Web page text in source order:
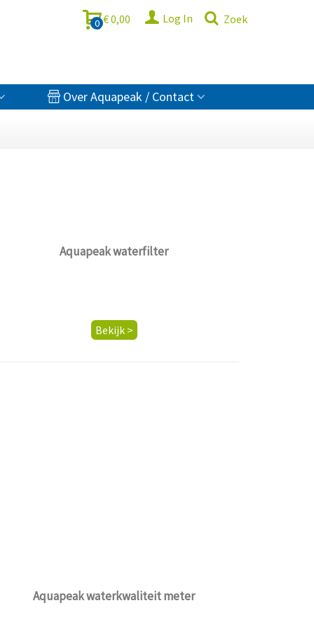
0 € 0,00 Log In Zoek
Over Aquapeak / Contact
Aquapeak waterfilter
Bekijk >
Aquapeak waterkwaliteit meter